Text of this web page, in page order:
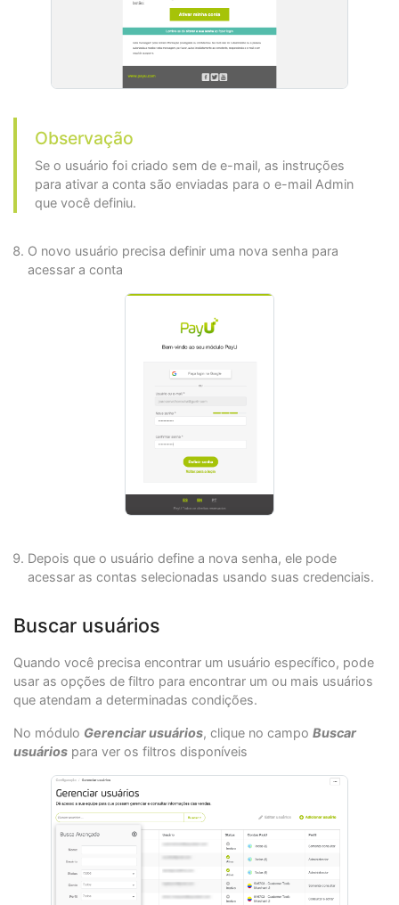
Observação
Se o usuário foi criado sem de e-mail, as instruções
para ativar a conta são enviadas para o e-mail Admin
que você definiu.
O novo usuário precisa definir uma nova senha para
acessar a conta
Depois que o usuário define a nova senha, ele pode
acessar as contas selecionadas usando suas credenciais.
Buscar usuários
Quando você precisa encontrar um usuário específico, pode
usar as opções de filtro para encontrar um ou mais usuários
que atendam a determinadas condições.
No módulo Gerenciar usuários, clique no campo Buscar
usuários para ver os filtros disponíveis